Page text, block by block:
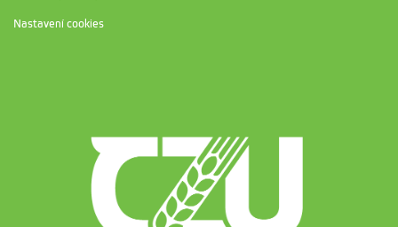
Nastavení cookies